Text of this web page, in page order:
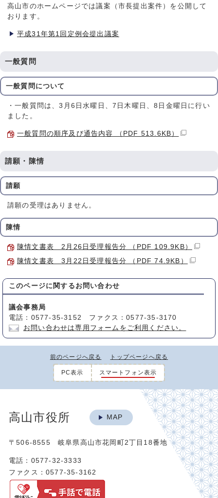
高山市のホームページでは議案（市長提出案件）を公開して
おります。
平成31年第1回定例会提出議案
一般質問
一般質問について
・一般質問は、3月6日水曜日、7日木曜日、8日金曜日に行い
ました。
一般質問の順序及び通告内容 （PDF 513.6KB）
請願・陳情
請願
請願の受理はありません。
陳情
陳情文書表 2月26日受理報告分 （PDF 109.9KB）
陳情文書表 3月22日受理報告分 （PDF 74.9KB）
このページに関する お問い合わせ
議会事務局
電話：0577-35-3152 ファクス：0577-35-3170
お問い合わせは専用フォームをご利用ください。
前のページへ戻る トップページへ戻る
PC表示 スマートフォン表示
高山市役所 MAP
〒506-8555 岐阜県高山市花岡町2丁目18番地
電話：0577-32-3333
ファクス：0577-35-3162